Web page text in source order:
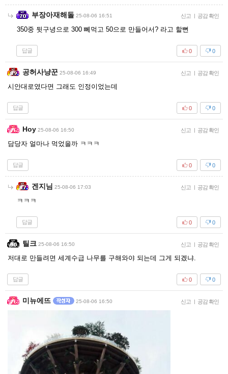
부장아재해돌 25-08-06 16:51 신고 공감 확인
350중 뒷구녕으로 300 뻬먹고 50으로 만들어서? 라고 할뻔
답글 0
0
공허사냥꾼 25-08-06 16:49 신고 공감 확인
시안대로였다면 그래도 인정이었는데
답글 0
0
Hoy 25-08-06 16:50 신고 공감 확인
담당자 얼마나 먹었을까 ㅋㅋㅋ
답글 0
0
겐지님 25-08-06 17:03 신고 공감 확인
ㅋㅋㅋ
답글 0
0
틸크 25-08-06 16:50 신고 공감 확인
저대로 만들려면 세계수급 나무를 구해와야 되는데 그게 되겠냐.
답글 0
0
미뉴에뜨 25-08-06 16:50 신고 공감 확인